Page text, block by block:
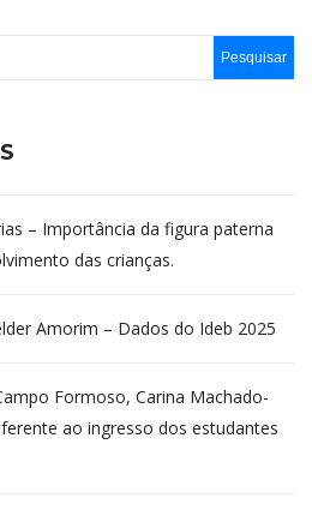
– Importância da figura paterna
das crianças.
Amorim – Dados do Ideb 2025
Formoso, Carina Machado-
ao ingresso dos estudantes